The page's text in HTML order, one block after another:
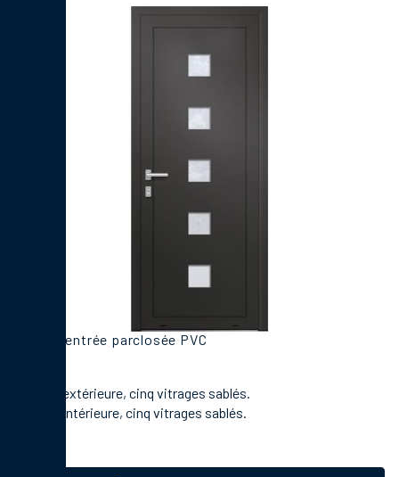
Porte d'entrée parclosée PVC
En face extérieure, cinq vitrages sablés.
En face intérieure, cinq vitrages sablés.